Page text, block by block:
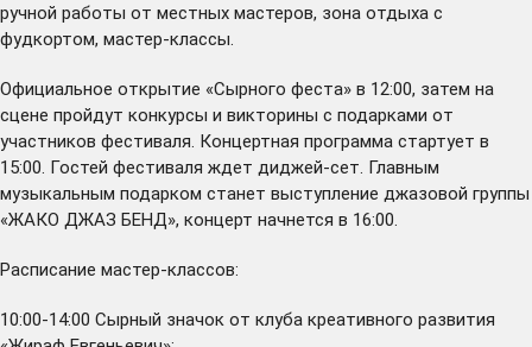
ручной работы от местных мастеров, зона отдыха с
фудкортом, мастер-классы.
Официальное открытие «Сырного феста» в 12:00, затем на
сцене пройдут конкурсы и викторины с подарками от
участников фестиваля. Концертная программа стартует в
15:00. Гостей фестиваля ждет диджей-сет. Главным
музыкальным подарком станет выступление джазовой группы
«ЖАКО ДЖАЗ БЕНД», концерт начнется в 16:00.
Расписание мастер-классов:
10:00-14:00 Сырный значок от клуба креативного развития